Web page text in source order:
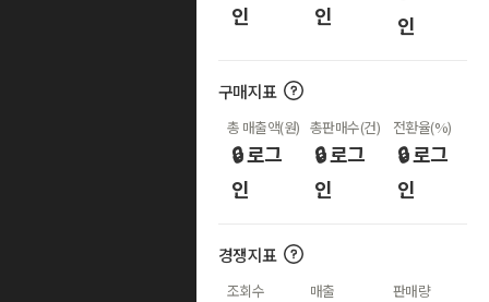
인
인
인
구매지표
총 매출액(원)
🔒 로그
인
총판매수(건)
🔒 로그
인
전환율(%)
🔒 로그
인
경쟁지표
조회수 매출 판매량